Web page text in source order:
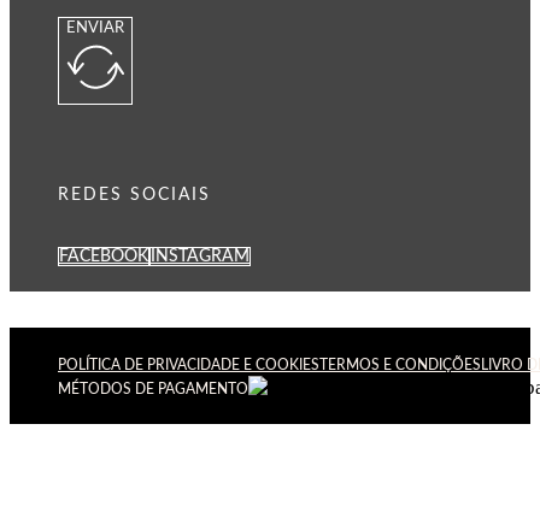
ENVIAR
REDES SOCIAIS
FACEBOOK INSTAGRAM
POLÍTICA DE PRIVACIDADE E COOKIES TERMOS E CONDIÇÕES LIVRO
MÉTODOS DE PAGAMENTO